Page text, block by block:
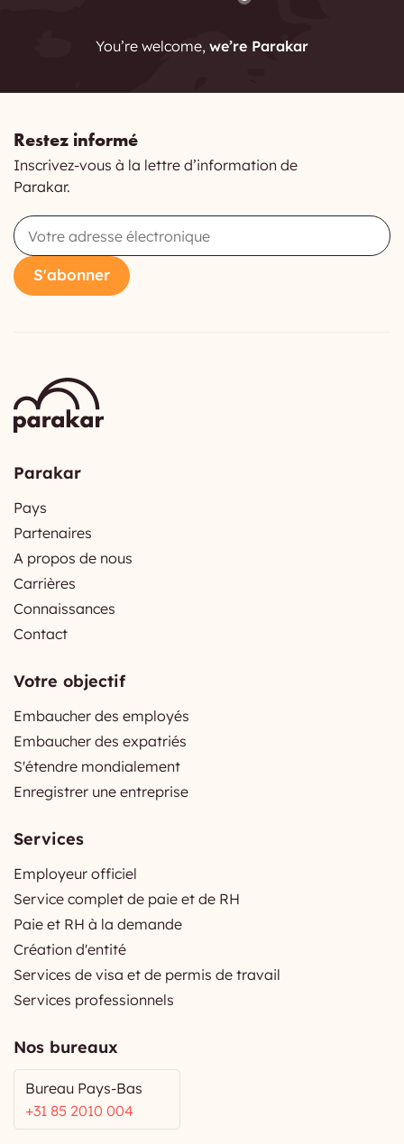
You’re welcome, we’re Parakar
Restez informé
Inscrivez-vous à la lettre d’information de
Parakar.
Email
S'abonner
Parakar
Pays
Partenaires
A propos de nous
Carrières
Connaissances
Contact
Votre objectif
Embaucher des employés
Embaucher des expatriés
S'étendre mondialement
Enregistrer une entreprise
Services
Employeur officiel
Service complet de paie et de RH
Paie et RH à la demande
Création d'entité
Services de visa et de permis de travail
Services professionnels
Nos bureaux
Bureau Pays-Bas
+31 85 2010 004